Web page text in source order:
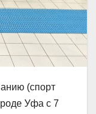
(спорт
Уфа с 7